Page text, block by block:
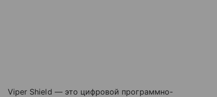
Viper Shield — это цифровой программно-